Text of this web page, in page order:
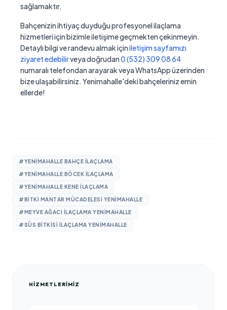
sağlamaktır.
Bahçenizin ihtiyaç duyduğu profesyonel ilaçlama
hizmetleri için bizimle iletişime geçmekten çekinmeyin.
Detaylı bilgi ve randevu almak içiniletişim sayfamızı
ziyaret edebilirveya doğrudan0 (532) 309 08 64
numaralı telefondan arayarak veya WhatsApp üzerinden
bize ulaşabilirsiniz. Yenimahalle'deki bahçeleriniz emin
ellerde!
#YENIMAHALLE BAHÇE ILAÇLAMA
#YENIMAHALLE BÖCEK ILAÇLAMA
#YENIMAHALLE KENE ILAÇLAMA
#BITKI MANTAR MÜCADELESI YENIMAHALLE
#MEYVE AĞACI ILAÇLAMA YENIMAHALLE
#SÜS BITKISI ILAÇLAMA YENIMAHALLE
HIZMETLERIMIZ